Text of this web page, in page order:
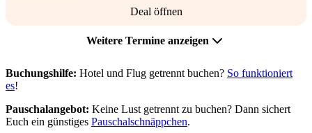
Deal öffnen
Weitere Termine anzeigen
Buchungshilfe: Hotel und Flug getrennt buchen? So funktioniert
es!
Pauschalangebot: Keine Lust getrennt zu buchen? Dann sichert
Euch ein günstiges Pauschalschnäppchen.